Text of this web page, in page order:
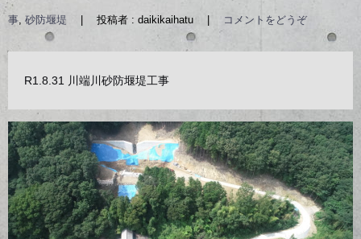
事, 砂防堰堤 投稿者 : daikikaihatu コメントをどうぞ
R1.8.31 川端川砂防堰堤工事